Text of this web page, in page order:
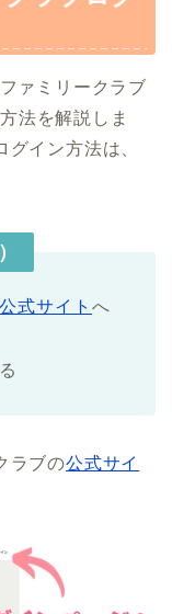
ァミリークラブ
法を解説しま
イン方法は、
公式サイト へ
ラブの公式サイ